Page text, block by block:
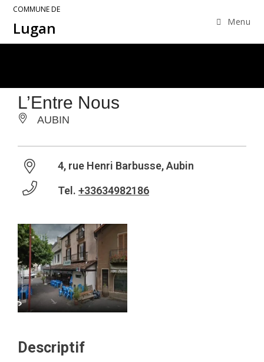
COMMUNE DE
Lugan Menu
L’Entre Nous
AUBIN
4, rue Henri Barbusse, Aubin
Tel. +33634982186
Descriptif